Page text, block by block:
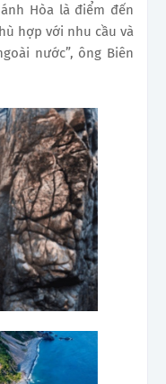
Hòa là điểm đến
hợp với nhu cầu và
nước”, ông Biên